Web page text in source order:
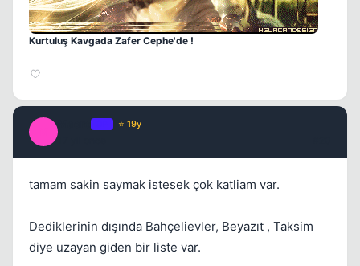
Kurtuluş Kavgada Zafer Cephe'de !
⭐ 19y
tamam sakin saymak istesek çok katliam var.
Dediklerinin dışında Bahçelievler, Beyazıt , Taksim
diye uzayan giden bir liste var.